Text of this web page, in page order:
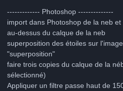
------------- Photoshop --------------
import dans Photoshop de la neb
au-dessus du calque de la neb
superposition des étoiles sur
"superposition"
faire trois copies du calque de la
sélectionné)
Appliquer un filtre passe haut de